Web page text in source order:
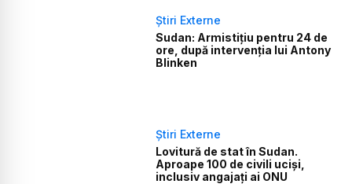
Știri Externe
Sudan: Armistițiu pentru 24 de
ore, după intervenția lui Antony
Blinken
Știri Externe
Lovitură de stat în Sudan.
Aproape 100 de civili uciși,
inclusiv angajați ai ONU